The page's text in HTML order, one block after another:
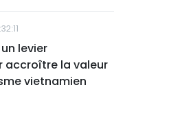
levier
accroître la valeur
vietnamien